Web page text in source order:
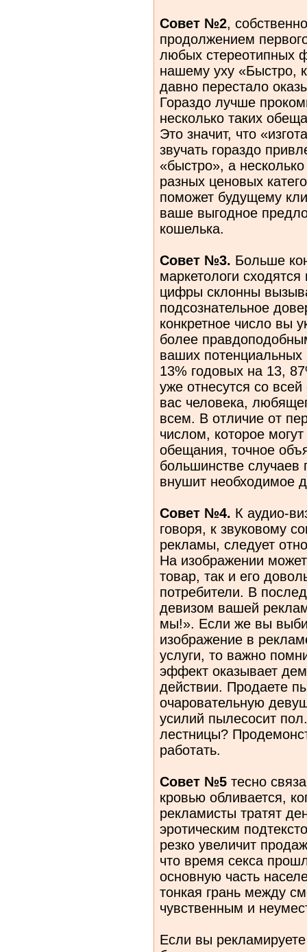
Совет №2,
продолжением
любых стереотипных
нашему уху «Быстро,
давно перестало
Гораздо лучше
несколько таких
Это значит, что
звучать гораздо
«быстро», а
разных ценовых
поможет будущему
ваше выгодное
кошелька.
Совет №3. Больше
маркетологи
цифры склонны
подсознательное
конкретное число вы
более
ваших потенциальных
13% годовых на 13,
уже отнесутся со
вас человека,
всем. В отличие от
числом, которое
обещания, точное
большинстве случаев
внушит необходимое
Совет №4. К аудио-
говоря, к звуковому
рекламы, следует
На изображении
товар, так и его
потребители. В
девизом вашей
мы!». Если же вы
изображение в
услуги, то важно
эффект оказывает
действии. Продаете
очаровательную
усилий пылесосит
лестницы?
работать.
Совет №5 тесно
кровью обливается,
рекламисты тратят
эротическим
резко увеличит
что время секса
основную часть
тонкая грань между
чувственным и
Если вы